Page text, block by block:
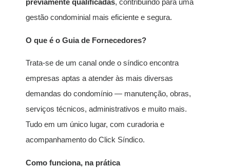
previamente qualificadas, contribuindo para uma
gestão condominial mais eficiente e segura.
O que é o Guia de Fornecedores?
Trata-se de um canal onde o síndico encontra
empresas aptas a atender às mais diversas
demandas do condomínio — manutenção, obras,
serviços técnicos, administrativos e muito mais.
Tudo em um único lugar, com curadoria e
acompanhamento do Click Síndico.
Como funciona, na prática